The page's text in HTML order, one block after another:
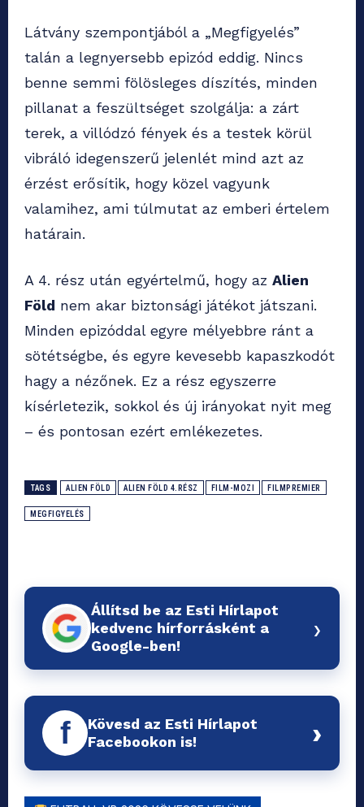
Látvány szempontjából a „Megfigyelés”
talán a legnyersebb epizód eddig. Nincs
benne semmi fölösleges díszítés, minden
pillanat a feszültséget szolgálja: a zárt
terek, a villódzó fények és a testek körül
vibráló idegenszerű jelenlét mind azt az
érzést erősítik, hogy közel vagyunk
valamihez, ami túlmutat az emberi értelem
határain.
A 4. rész után egyértelmű, hogy az Alien
Föld nem akar biztonsági játékot játszani.
Minden epizóddal egyre mélyebbre ránt a
sötétségbe, és egyre kevesebb kapaszkodót
hagy a nézőnek. Ez a rész egyszerre
kísérletezik, sokkol és új irányokat nyit meg
– és pontosan ezért emlékezetes.
TAGS ALIEN FÖLD ALIEN FÖLD 4.RÉSZ FILM-MOZI FILMPREMIER
MEGFIGYELÉS
Állítsd be az Esti Hírlapot
kedvenc hírforrásként a
Google-ben!
›
f
Kövesd az Esti Hírlapot
Facebookon is!
›